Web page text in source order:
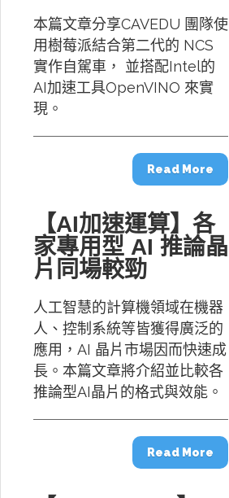
本篇文章分享CAVEDU 團隊使
用樹莓派結合第二代的 NCS
實作自駕車， 並搭配Intel的
AI加速工具OpenVINO 來實
現。
Read More
【AI加速運算】各
家專用型 AI 推論晶
片同場較勁
人工智慧的計算機領域在機器
人、控制系統等皆獲得廣泛的
應用，AI 晶片市場因而快速成
長。本篇文章將介紹並比較各
推論型AI晶片的格式與效能。
Read More